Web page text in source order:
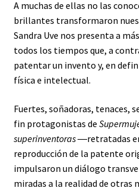
A muchas de ellas no las
brillantes transformaron
Sandra Uve nos presenta a
todos los tiempos que, a
patentar un invento y, en
física e intelectual.
Fuertes, soñadoras, tenaces,
fin protagonistas de
superinventoras―retratadas
reproducción de la patente
impulsaron un diálogo
miradas a la realidad de otras